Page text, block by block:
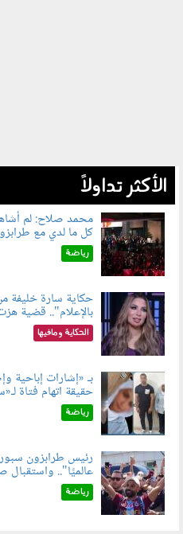
الأكثر تداولاً
060802.jpg
محمد صلاح: لم
كل ما لدي مع
رياضة
060801.jpeg
حكاية سارة خليفة
بالإعلام".. قضية
الحكاية ومافيها
060804.jpg
بـ «إشارات إباحية
حقيقة اتهام فتاة
رياضة
060803.jpg
رئيس طرابزون سبور
عالميًا".. واستقبال
رياضة